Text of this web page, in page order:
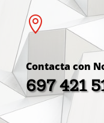

Contacta con
697 421